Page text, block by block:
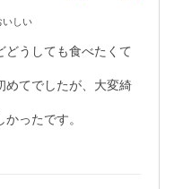
いしい
どうしても食べたくて
てでしたが、大変綺
ったです。